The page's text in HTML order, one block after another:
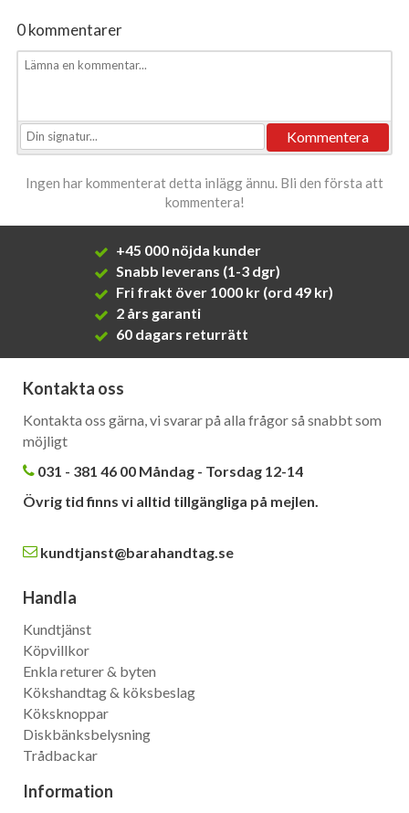
0 kommentarer
Ingen har kommenterat detta inlägg ännu. Bli den första att
kommentera!
+45 000 nöjda kunder
Snabb leverans (1-3 dgr)
Fri frakt över 1000 kr (ord 49 kr)
2 års garanti
60 dagars returrätt
Kontakta oss
Kontakta oss gärna, vi svarar på alla frågor så snabbt som
möjligt
031 - 381 46 00 Måndag - Torsdag 12-14
Övrig tid finns vi alltid tillgängliga på mejlen.
kundtjanst@barahandtag.se
Handla
Kundtjänst
Köpvillkor
Enkla returer & byten
Kökshandtag & köksbeslag
Köksknoppar
Diskbänksbelysning
Trådbackar
Information